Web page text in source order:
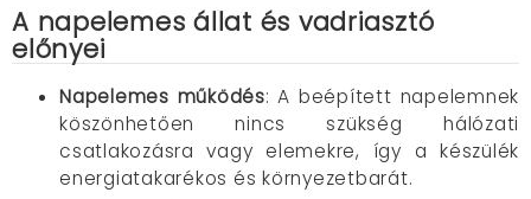
A napelemes állat és vadriasztó
előnyei
Napelemes működés: A beépített napelemnek
köszönhetően nincs szükség hálózati
csatlakozásra vagy elemekre, így a készülék
energiatakarékos és környezetbarát.